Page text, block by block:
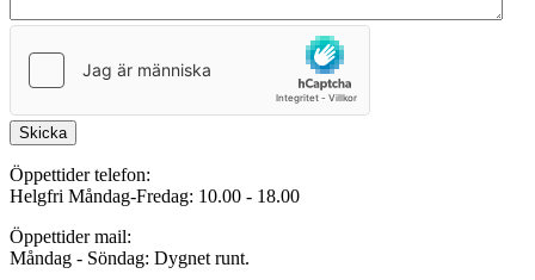
Skicka
Öppettider telefon:
Helgfri Måndag-Fredag: 10.00 - 18.00
Öppettider mail:
Måndag - Söndag: Dygnet runt.